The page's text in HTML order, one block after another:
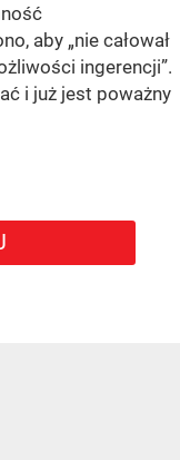
aby „nie całował
ingerencji”.
i już jest poważny